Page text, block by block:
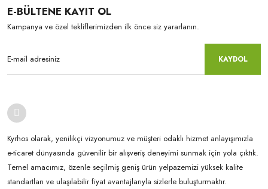
E-BÜLTENE KAYIT OL
Kampanya ve özel tekliflerimizden ilk önce siz yararlanın.
KAYDOL
Kyrhos olarak, yenilikçi vizyonumuz ve müşteri odaklı hizmet anlayışımızla
e-ticaret dünyasında güvenilir bir alışveriş deneyimi sunmak için yola çıktık.
Temel amacımız, özenle seçilmiş geniş ürün yelpazemizi yüksek kalite
standartları ve ulaşılabilir fiyat avantajlarıyla sizlerle buluşturmaktır.